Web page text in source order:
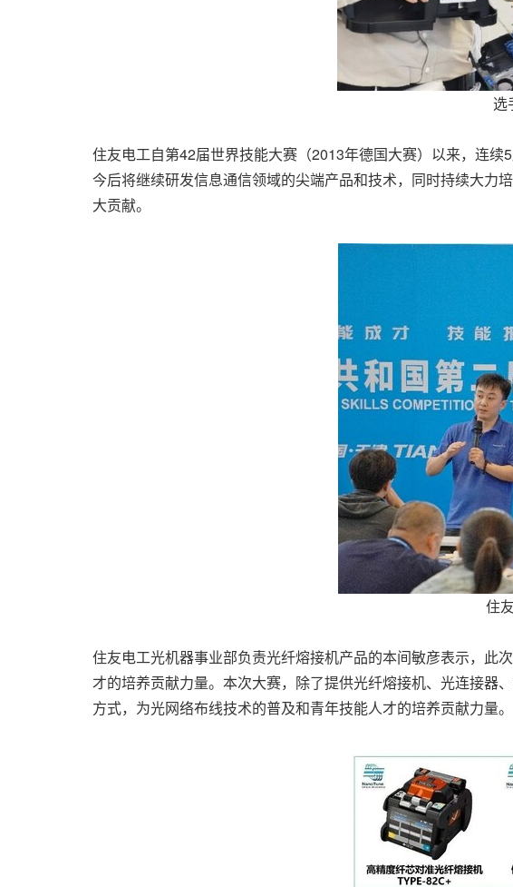
选
住友电工自第42届世界技能大赛（2013年德国大赛）以来，连
今后将继续研发信息通信领域的尖端产品和技术，同时持续大力
大贡献。
住
住友电工光机器事业部负责光纤熔接机产品的本间敏彦表示，此
才的培养贡献力量。本次大赛，除了提供光纤熔接机、光连接器
方式，为光网络布线技术的普及和青年技能人才的培养贡献力量。